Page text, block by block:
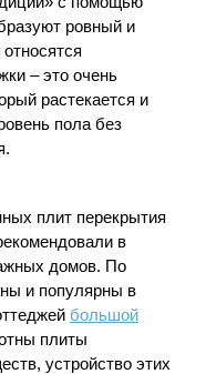
ровный и
– это очень
растекается и
пола без
плит перекрытия
в
домов. По
и популярны в
большой
плиты
устройство этих